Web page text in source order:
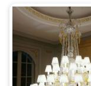
Thương hiệu